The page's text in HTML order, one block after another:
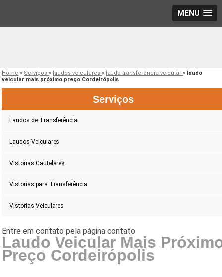
MENU
Home » Serviços» laudos veiculares» laudo transferência veicular» laudo
veicular mais próximo preço Cordeirópolis
Serviços
Laudos de Transferência
Laudos Veiculares
Vistorias Cautelares
Vistorias para Transferência
Vistorias Veiculares
Laudo Veicular Mais
Preço Cordeirópolis